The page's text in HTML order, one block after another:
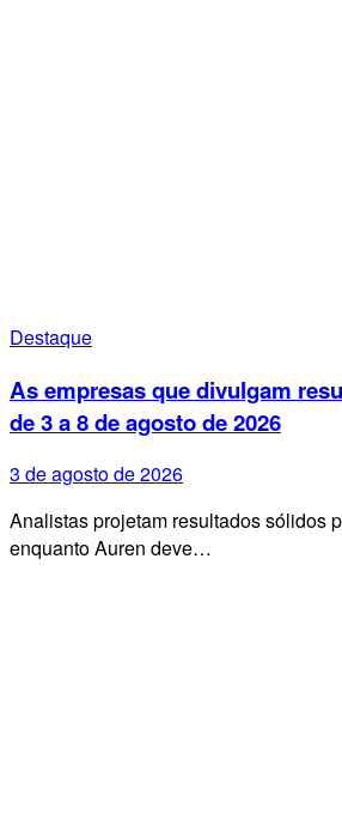
Destaque
As empresas que divulgam
de 3 a 8 de agosto de 2026
3 de agosto de 2026
Analistas projetam resultados sólidos
enquanto Auren deve…